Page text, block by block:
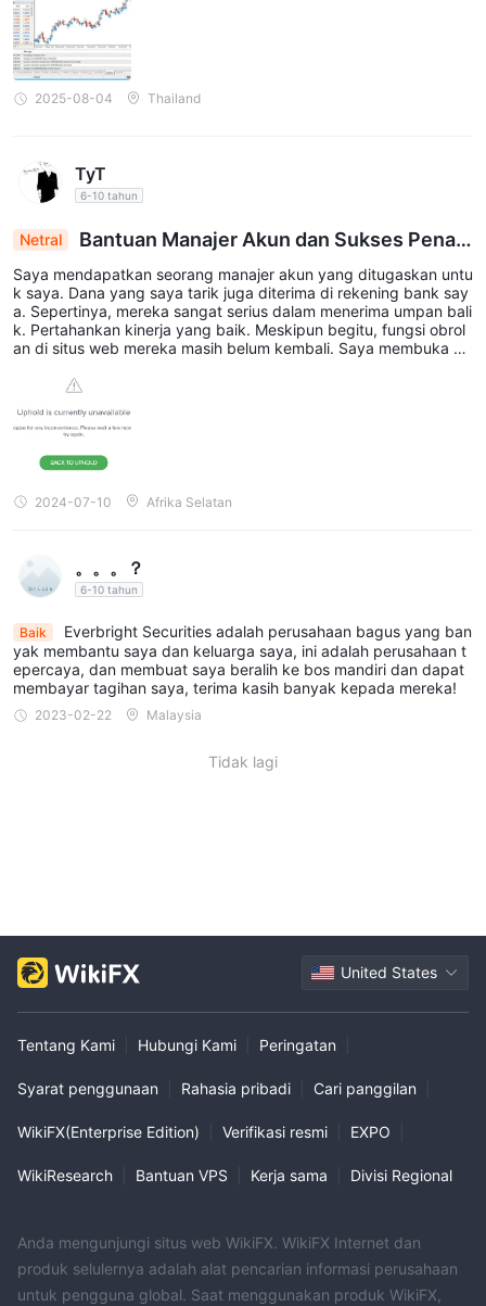
2025-08-04 Thailand
TyT
6-10 tahun
Netral
Bantuan Manajer Akun dan Sukses Penari
kan, tetapi Fungsi Chat Hilang: Ulasan Pengalam
an Campuran
Saya mendapatkan seorang manajer akun yang ditugaskan untu
k saya. Dana yang saya tarik juga diterima di rekening bank say
a. Sepertinya, mereka sangat serius dalam menerima umpan bali
k. Pertahankan kinerja yang baik. Meskipun begitu, fungsi obrol
an di situs web mereka masih belum kembali. Saya membuka ak
engajukan permintaan penarikan. Masih dalam proses penyelesa
enghilang dari situs web mereka minggu ini, saya harus menelep
on nomor telepon dukungan pelanggan mereka untuk memeriks
a status penarikan. Melalui telepon, mereka mengatakan bahwa
mereka akan menghubungi departemen keuangan untuk mempr
oses penarikan dan mengirimkan statusnya melalui email setelah
disetujui.
2024-07-10 Afrika Selatan
。。。？
6-10 tahun
Baik
Everbright Securities adalah perusahaan bagus yang ban
yak membantu saya dan keluarga saya, ini adalah perusahaan t
epercaya, dan membuat saya beralih ke bos mandiri dan dapat
membayar tagihan saya, terima kasih banyak kepada mereka!
2023-02-22 Malaysia
Tidak lagi
United States
Tentang Kami Hubungi Kami Peringatan
Syarat penggunaan Rahasia pribadi Cari panggilan
WikiFX(Enterprise Edition) Verifikasi resmi EXPO
WikiResearch Bantuan VPS Kerja sama Divisi Regional
Anda mengunjungi situs web WikiFX. WikiFX Internet dan
produk selulernya adalah alat pencarian informasi perusahaan
untuk pengguna global. Saat menggunakan produk WikiFX,